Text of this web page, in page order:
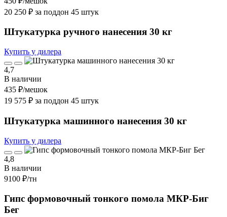
20 250 ₽ за поддон 45 штук
Штукатурка ручного нанесения 30 кг
Купить у дилера
4,7
В наличии
435 ₽/мешок
19 575 ₽ за поддон 45 штук
Штукатурка машинного нанесения 30 кг
Купить у дилера
4,8
В наличии
9100 ₽/тн
Гипс формовочный тонкого помола МКР-Биг
Бег